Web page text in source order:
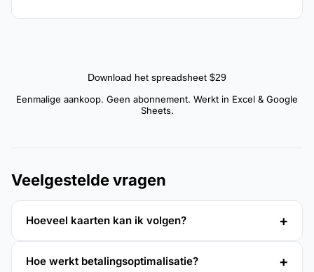
Download het spreadsheet $29
Eenmalige aankoop. Geen abonnement. Werkt in Excel & Google
Sheets.
Veelgestelde vragen
Hoeveel kaarten kan ik volgen?
Hoe werkt betalingsoptimalisatie?